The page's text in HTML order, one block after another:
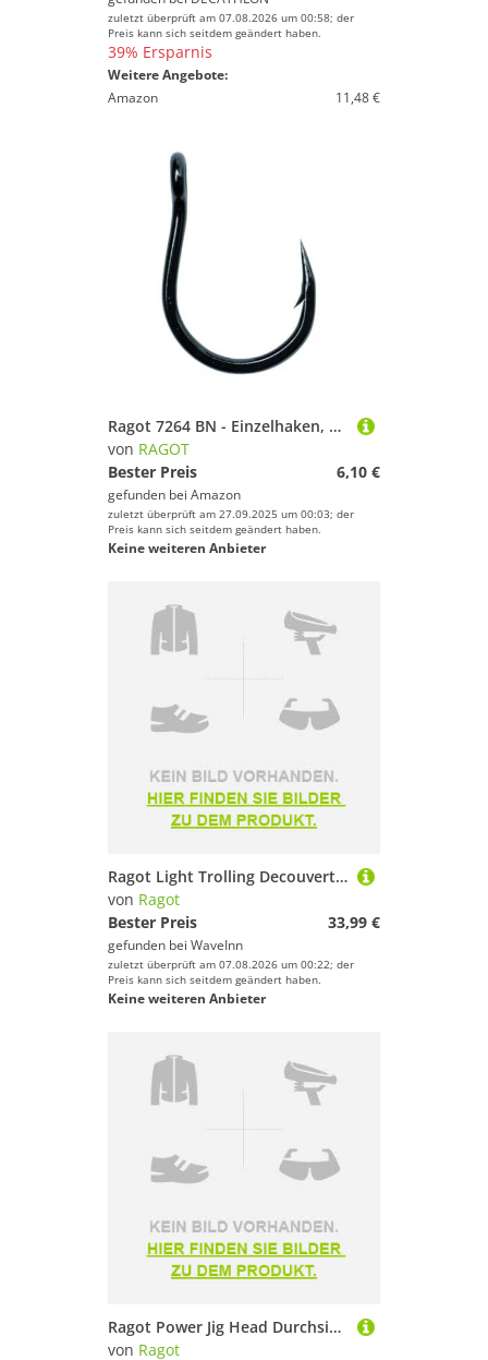
zuletzt überprüft am 07.08.2026 um 00:58; der
Preis kann sich seitdem geändert haben.
39% Ersparnis
Weitere Angebote:
Amazon
11,48 €
Ragot 7264 BN - Einzelhaken, Größe/Packungsinhalt:Gr. 5/0 / 6 Stück
von RAGOT
Bester Preis
6,10 €
gefunden bei Amazon
zuletzt überprüft am 27.09.2025 um 00:03; der
Preis kann sich seitdem geändert haben.
Keine weiteren Anbieter
Ragot Light Trolling Decouverte Rig Line Mehrfarbig
von Ragot
Bester Preis
33,99 €
gefunden bei WaveInn
zuletzt überprüft am 07.08.2026 um 00:22; der
Preis kann sich seitdem geändert haben.
Keine weiteren Anbieter
Ragot Power Jig Head Durchsichtig 20 g / 10/0
von Ragot